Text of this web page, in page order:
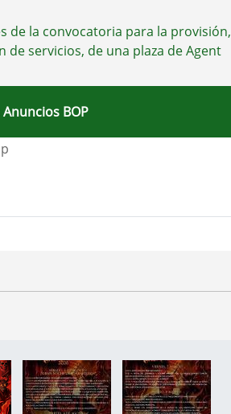
de la convocatoria para la provisión,
de servicios, de una plaza de Agent
Anuncios BOP